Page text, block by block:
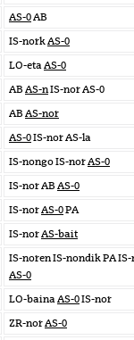
AS-0AB
IS-norkAS-0
LO-etaAS-0
AB AS-nIS-nor AS-0
AB AS-nor
AS-0IS-nor AS-la
IS-nongo IS-norAS-0
IS-nor AB AS-0
IS-norAS-0PA
IS-norAS-bait
IS-noren IS-nondik PA
AS-0
LO-bainaAS-0IS-nor
ZR-norAS-0